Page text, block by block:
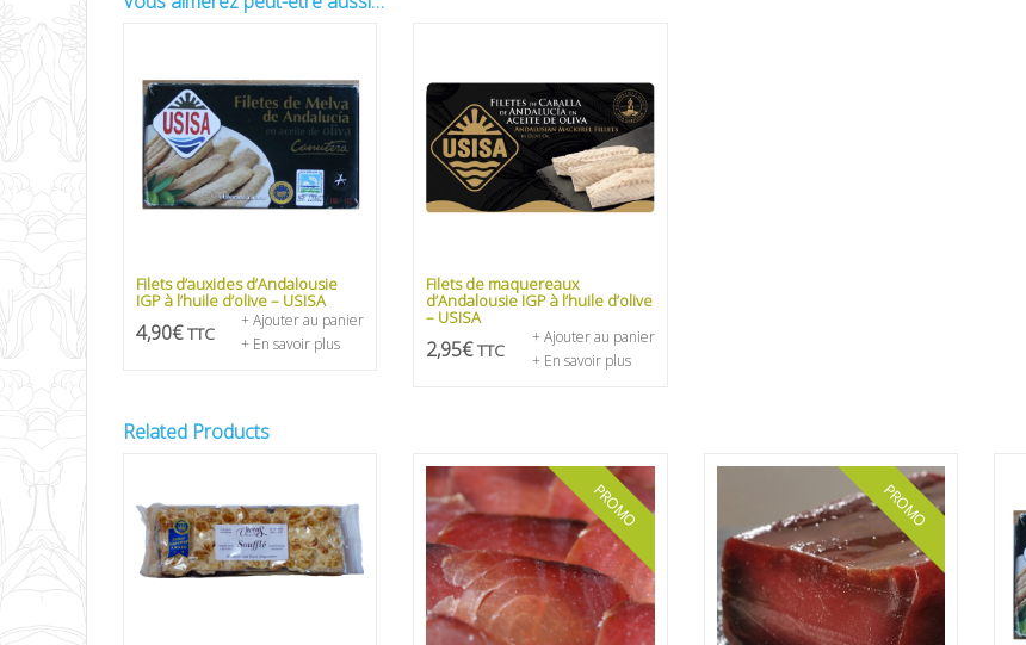
Filets d’auxides d’Andalousie
IGP à l’huile d’olive – USISA
4,90€ TTC
+ Ajouter au panier
+ En savoir plus
Filets de maquereaux
d’Andalousie IGP à l’huile d’olive
– USISA
2,95€ TTC
+ Ajouter au panier
+ En savoir plus
Related Products
PROMO PROMO